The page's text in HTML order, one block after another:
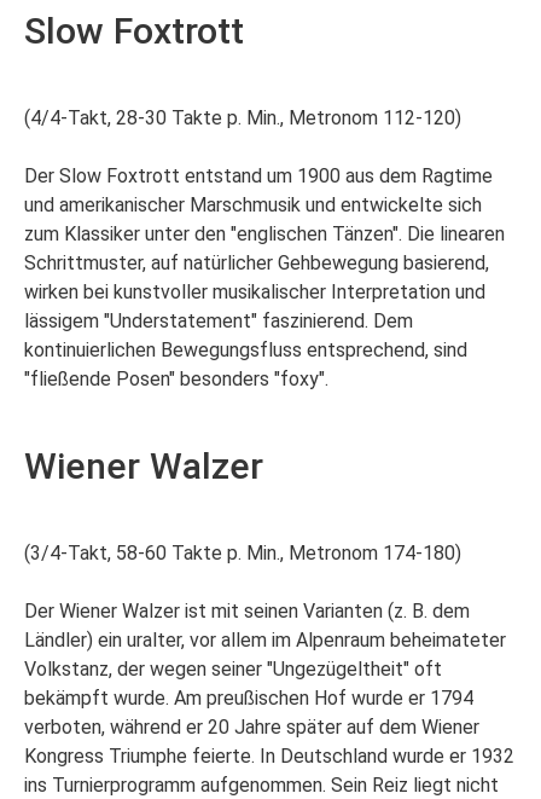
Slow Foxtrott
(4/4-Takt, 28-30 Takte p. Min., Metronom 112-120)
Der Slow Foxtrott entstand um 1900 aus dem Ragtime
und amerikanischer Marschmusik und entwickelte sich
zum Klassiker unter den "englischen Tänzen". Die linearen
Schrittmuster, auf natürlicher Gehbewegung basierend,
wirken bei kunstvoller musikalischer Interpretation und
lässigem "Understatement" faszinierend. Dem
kontinuierlichen Bewegungsfluss entsprechend, sind
"fließende Posen" besonders "foxy".
Wiener Walzer
(3/4-Takt, 58-60 Takte p. Min., Metronom 174-180)
Der Wiener Walzer ist mit seinen Varianten (z. B. dem
Ländler) ein uralter, vor allem im Alpenraum beheimateter
Volkstanz, der wegen seiner "Ungezügeltheit" oft
bekämpft wurde. Am preußischen Hof wurde er 1794
verboten, während er 20 Jahre später auf dem Wiener
Kongress Triumphe feierte. In Deutschland wurde er 1932
ins Turnierprogramm aufgenommen. Sein Reiz liegt nicht